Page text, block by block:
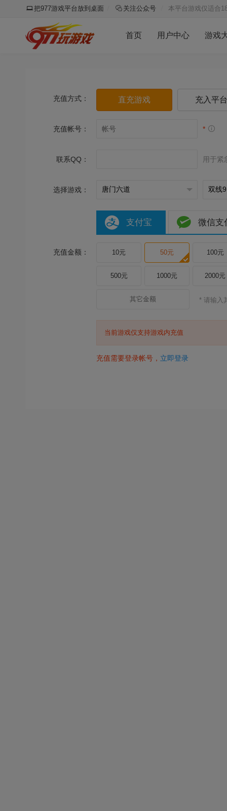
把977游戏平台放到桌面 关注公众号 本平台游戏仅适合
首页 用户中心 游戏
充值方式： 直充游戏 充入平
充值帐号： *
联系QQ： 用于紧
选择游戏：
支付宝 微信支
充值金额： 10元 50元 100元
500元 1000元 2000元
* 请输入
当前游戏仅支持游戏内充值
充值需要登录帐号， 立即登录